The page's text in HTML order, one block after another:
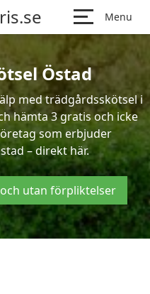
Menu
Östad
med trädgårdsskötsel i
hämta 3 gratis och icke
som erbjuder
– direkt här.
utan förpliktelser